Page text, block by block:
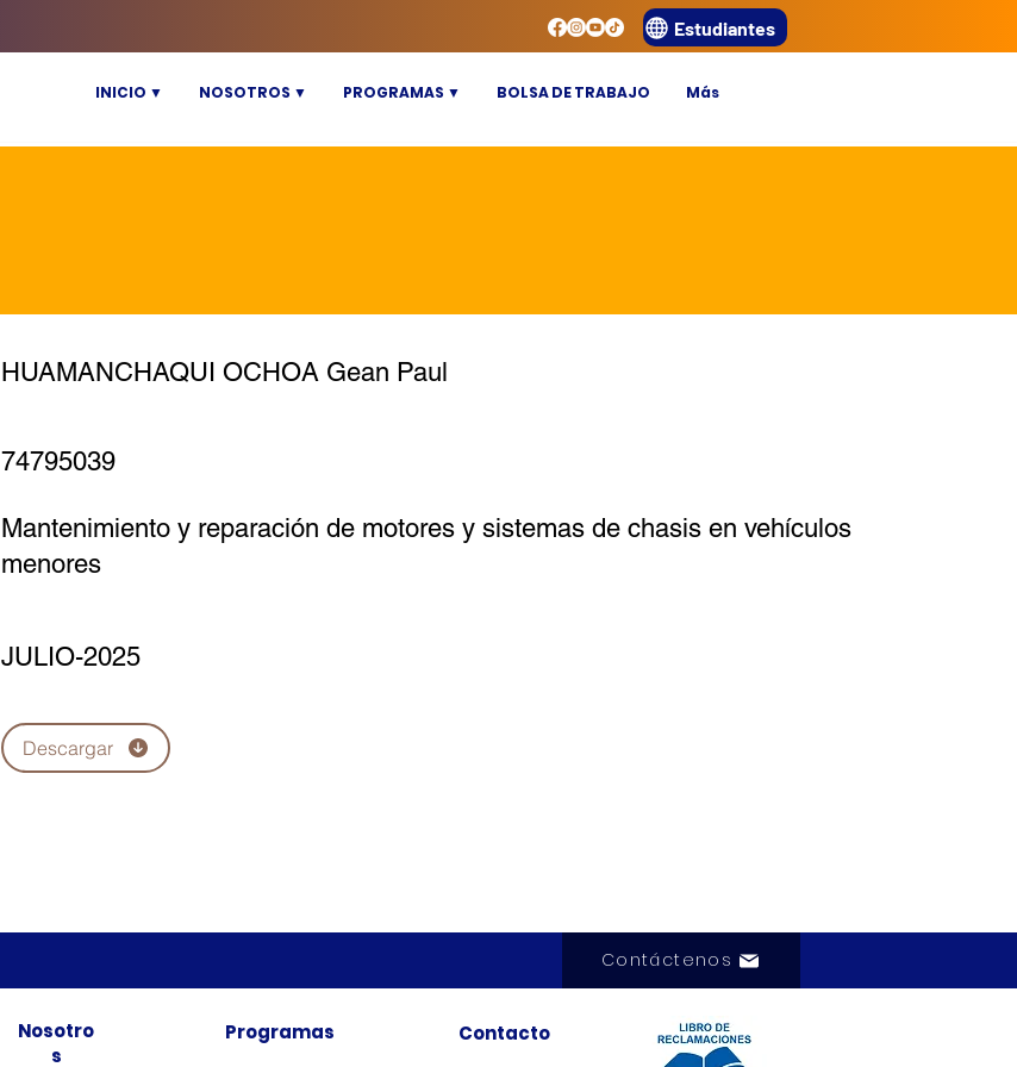
Estudiantes
INICIO ▼ NOSOTROS ▼ PROGRAMAS ▼ BOLSA DE TRABAJO Más
HUAMANCHAQUI OCHOA Gean Paul
74795039
Mantenimiento y reparación de motores y sistemas de chasis en vehículos
menores
JULIO-2025
Descargar
Contáctenos
Nosotro
s
Programas Contacto